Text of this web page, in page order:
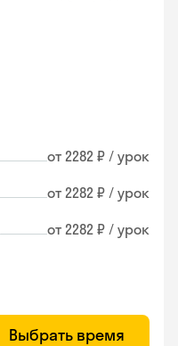
от 2282 ₽ / урок
от 2282 ₽ / урок
от 2282 ₽ / урок
Выбрать время